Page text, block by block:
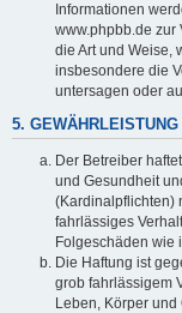
Informationen
www.phpbb.de zur
die Art und Weise,
insbesondere die
untersagen oder
5. GEWÄHRLEISTUNG
Der Betreiber
und Gesundheit
(Kardinalpflichten)
fahrlässiges
Folgeschäden wie
Die Haftung ist
grob fahrlässigem
Leben, Körper